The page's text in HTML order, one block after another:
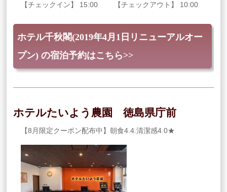
【チェックイン】 15:00 【チェックアウト】 10:00
ホテル千秋閣(2019年4月1日リニューアルオー
プン) の宿泊予約はこちら>>
ホテルたいよう農園 徳島県庁前
【8月限定クーポン配布中】朝食4.4.清潔感4.0★